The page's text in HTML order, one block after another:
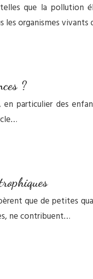
que la
organismes
?
particulier des
que de petites
ne contribuent…